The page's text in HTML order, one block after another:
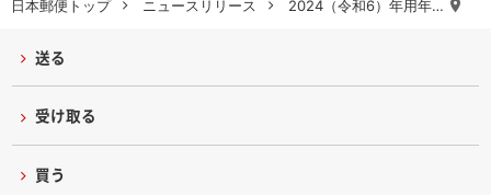
日本郵便トップ ニュースリリース 2024（令和6）年用年…
送る
受け取る
買う